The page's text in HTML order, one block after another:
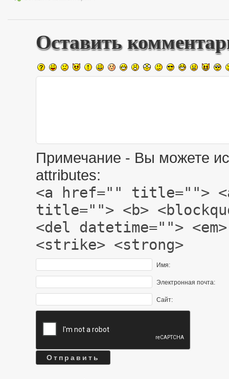
Оставить
Примечание - Вы можете
attributes:
<a href="" title="">
title=""> <b>
<del datetime="">
<strike> <strong>
Имя:
Электронная почта:
Сайт: